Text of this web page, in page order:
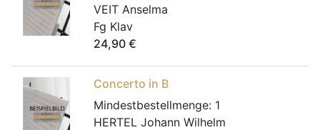
VEIT Anselma
Fg Klav
24,90 €
Concerto in B
Mindestbestellmenge: 1
HERTEL Johann Wilhelm